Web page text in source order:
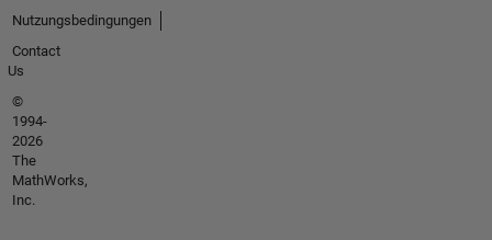
Nutzungsbedingungen
Contact
Us
©
1994-
2026
The
MathWorks,
Inc.